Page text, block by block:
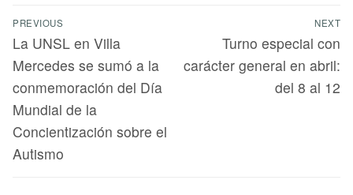
PREVIOUS
La UNSL en Villa
Mercedes se sumó a la
conmemoración del Día
Mundial de la
Concientización sobre el
Autismo
NEXT
Turno especial con
carácter general en abril:
del 8 al 12